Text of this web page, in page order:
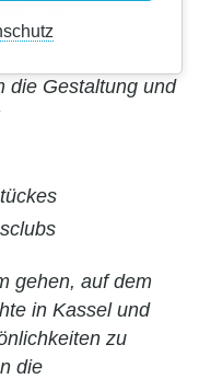
die Gestaltung und
gehen, auf dem
in Kassel und
zu
die
Digitale
AdiNet